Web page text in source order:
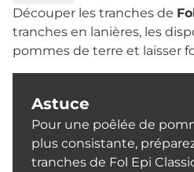
Découper les tranches de
tranches en lanières, les
pommes de terre et laisser
Astuce
Pour une poêlée de
plus consistante,
tranches de Fol Epi